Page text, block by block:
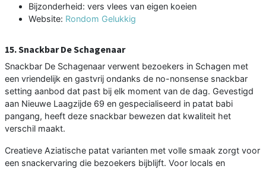
Bijzonderheid: vers vlees van eigen koeien
Website: Rondom Gelukkig
15. Snackbar De Schagenaar
Snackbar De Schagenaar verwent bezoekers in Schagen met
een vriendelijk en gastvrij ondanks de no-nonsense snackbar
setting aanbod dat past bij elk moment van de dag. Gevestigd
aan Nieuwe Laagzijde 69 en gespecialiseerd in patat babi
pangang, heeft deze snackbar bewezen dat kwaliteit het
verschil maakt.
Creatieve Aziatische patat varianten met volle smaak zorgt voor
een snackervaring die bezoekers bijblijft. Voor locals en